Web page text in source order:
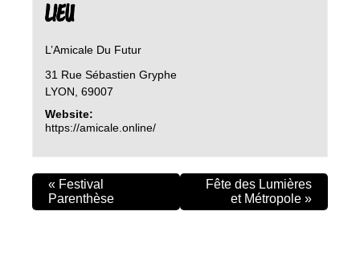
LIEU
L’Amicale Du Futur
31 Rue Sébastien Gryphe
LYON 69007
Website:
https://amicale.online/
« Festival
Parenthèse
Fête des Lumières
et Métropole »